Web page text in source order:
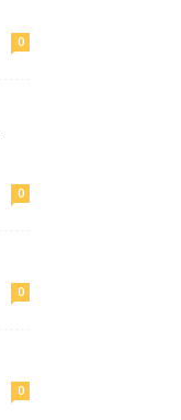
0
0
0
0